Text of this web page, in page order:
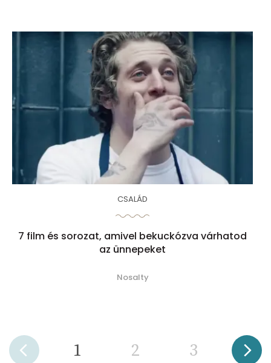
CSALÁD
7 film és sorozat, amivel bekuckózva várhatod
az ünnepeket
Nosalty
1 2 3